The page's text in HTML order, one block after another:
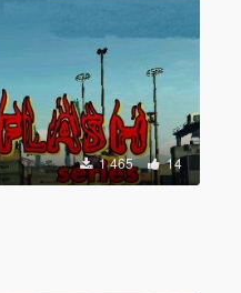
1 465 14